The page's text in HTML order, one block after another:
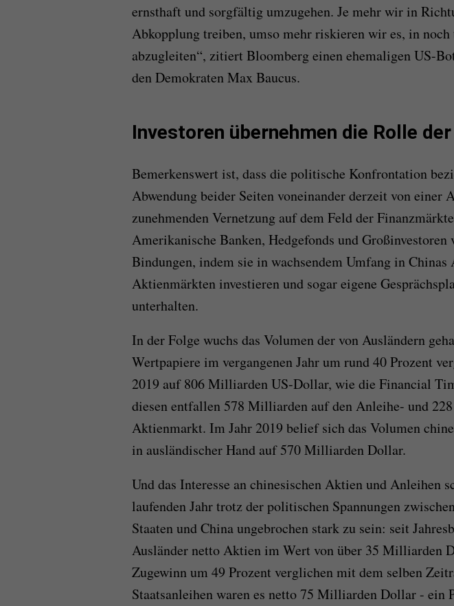
ernsthaft und sorgfältig umzugehen. Je mehr wir in
Abkopplung treiben, umso mehr riskieren wir es, in noch
abzugleiten“, zitiert Bloomberg einen ehemaligen US-
den Demokraten Max Baucus.
Investoren übernehmen die Rolle
Bemerkenswert ist, dass die politische Konfrontation
Abwendung beider Seiten voneinander derzeit von einer
zunehmenden Vernetzung auf dem Feld der
Amerikanische Banken, Hedgefonds und Großinvestoren
Bindungen, indem sie in wachsendem Umfang in Chinas
Aktienmärkten investieren und sogar eigene
unterhalten.
In der Folge wuchs das Volumen der von Ausländern
Wertpapiere im vergangenen Jahr um rund 40 Prozent
2019 auf 806 Milliarden US-Dollar, wie die Financial
diesen entfallen 578 Milliarden auf den Anleihe- und
Aktienmarkt. Im Jahr 2019 belief sich das Volumen
in ausländischer Hand auf 570 Milliarden Dollar.
Und das Interesse an chinesischen Aktien und Anleihen
laufenden Jahr trotz der politischen Spannungen
Staaten und China ungebrochen stark zu sein: seit
Ausländer netto Aktien im Wert von über 35 Milliarden
Zugewinn um 49 Prozent verglichen mit dem selben
Staatsanleihen waren es netto 75 Milliarden Dollar - ein